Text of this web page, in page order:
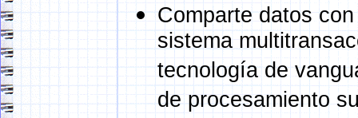
Comparte datos
sistema
tecnología de
de procesamiento